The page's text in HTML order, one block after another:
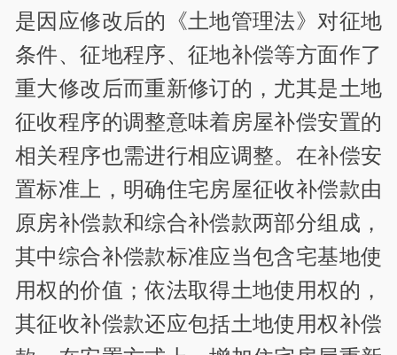
是因应修改后的《土地管理法》对征地
条件、征地程序、征地补偿等方面作了
重大修改后而重新修订的，尤其是土地
征收程序的调整意味着房屋补偿安置的
相关程序也需进行相应调整。在补偿安
置标准上，明确住宅房屋征收补偿款由
原房补偿款和综合补偿款两部分组成，
其中综合补偿款标准应当包含宅基地使
用权的价值；依法取得土地使用权的，
其征收补偿款还应包括土地使用权补偿